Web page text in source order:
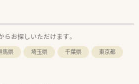
お探しいただけます。
馬県 埼玉県 千葉県
東京都